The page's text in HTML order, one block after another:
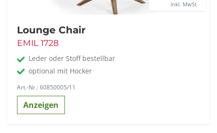
inkl. MwSt.
Lounge Chair
EMIL 1728
Leder oder Stoff bestellbar
optional mit Hocker
Art.-Nr.: 60850005/11
Anzeigen